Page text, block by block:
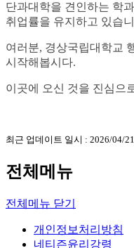
단과대학을 견인하는 학
취업률을 유지하고 있습
여러분, 경상국립대학교
시작해봅시다.
이곳에 오신 것을 진심으
최근 업데이트 일시 : 2026/04/
전체메뉴
전체메뉴 닫기
개인정보처리방침
네티즌윤리강령